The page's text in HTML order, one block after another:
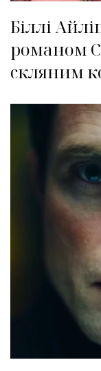
Біллі
романом
скляним